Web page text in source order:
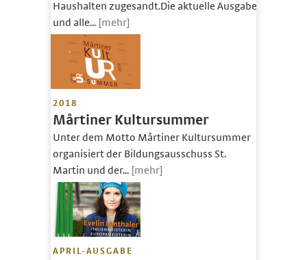
Haushalten zugesandt.Die aktuelle Ausgabe
und alle... [mehr]
2018
Mårtiner Kultursummer
Unter dem Motto Mårtiner Kultursummer
organisiert der Bildungsausschuss St.
Martin und der... [mehr]
APRIL-AUSGABE